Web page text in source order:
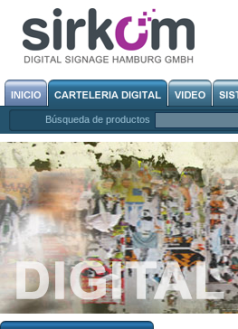
Búsqueda de productos